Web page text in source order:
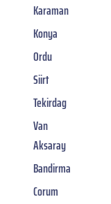
Karaman
Konya
Ordu
Siirt
Tekirdag
Van
Aksaray
Bandirma
Corum